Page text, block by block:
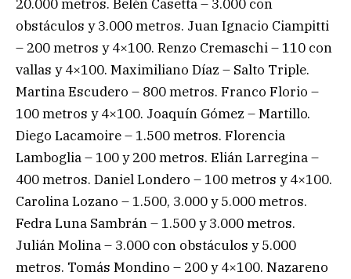
20.000 metros. Belén Casetta – 3.000 con
obstáculos y 3.000 metros. Juan Ignacio Ciampitti
– 200 metros y 4×100. Renzo Cremaschi – 110 con
vallas y 4×100. Maximiliano Díaz – Salto Triple.
Martina Escudero – 800 metros. Franco Florio –
100 metros y 4×100. Joaquín Gómez – Martillo.
Diego Lacamoire – 1.500 metros. Florencia
Lamboglia – 100 y 200 metros. Elián Larregina –
400 metros. Daniel Londero – 100 metros y 4×100.
Carolina Lozano – 1.500, 3.000 y 5.000 metros.
Fedra Luna Sambrán – 1.500 y 3.000 metros.
Julián Molina – 3.000 con obstáculos y 5.000
metros. Tomás Mondino – 200 y 4×100. Nazareno